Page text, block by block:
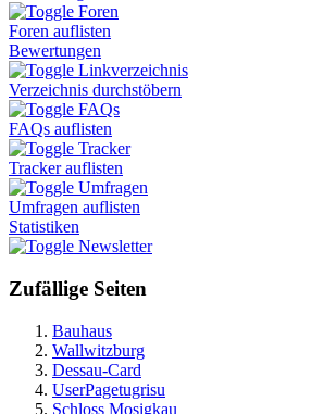
Foren
Foren auflisten
Bewertungen
Linkverzeichnis
Verzeichnis durchstöbern
FAQs
FAQs auflisten
Tracker
Tracker auflisten
Umfragen
Umfragen auflisten
Statistiken
Newsletter
Zufällige Seiten
Bauhaus
Wallwitzburg
Dessau-Card
UserPagetugrisu
Schloss Mosigkau